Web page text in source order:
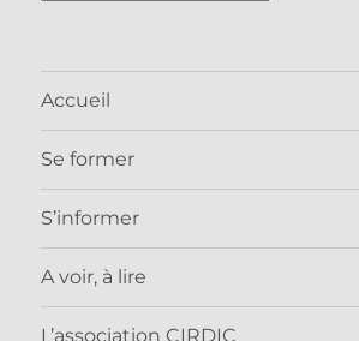
Accueil
Se former
S’informer
A voir, à lire
L’association CIRDIC